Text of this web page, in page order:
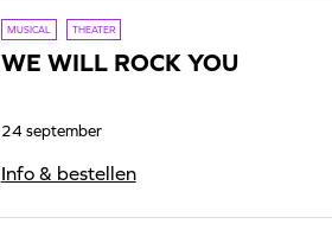
MUSICAL THEATER
WE WILL ROCK YOU
24 september
Info & bestellen